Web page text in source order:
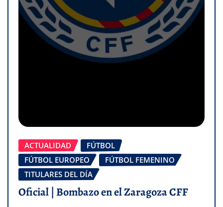
ACTUALIDAD
FÚTBOL
FÚTBOL EUROPEO
FÚTBOL FEMENINO
TITULARES DEL DÍA
Oficial | Bombazo en el Zaragoza CFF